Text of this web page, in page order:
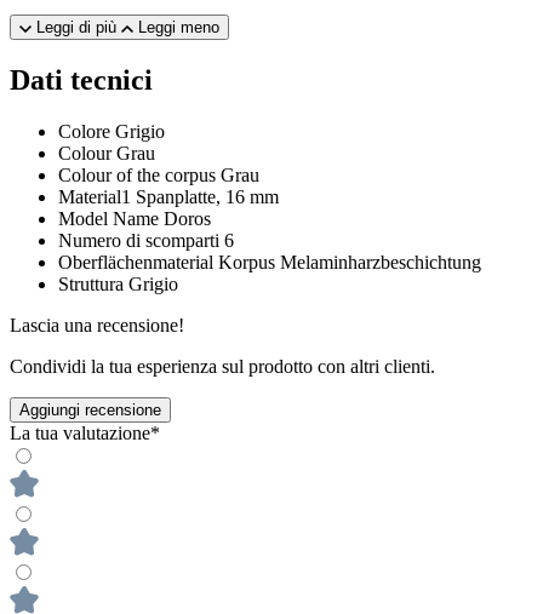
Leggi di più Leggi meno
Dati tecnici
Colore Grigio
Colour Grau
Colour of the corpus Grau
Material1 Spanplatte, 16 mm
Model Name Doros
Numero di scomparti 6
Oberflächenmaterial Korpus Melaminharzbeschichtung
Struttura Grigio
Lascia una recensione!
Condividi la tua esperienza sul prodotto con altri clienti.
Aggiungi recensione
La tua valutazione*